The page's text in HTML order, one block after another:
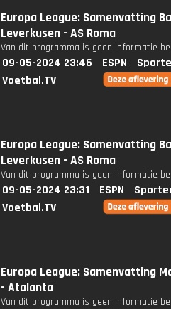
Europa League: Samenvatting
Leverkusen - AS Roma
Van dit programma is geen informatie
09-05-2024 23:46 ESPN
Voetbal.TV
Europa League: Samenvatting
Leverkusen - AS Roma
Van dit programma is geen informatie
09-05-2024 23:31 ESPN
Voetbal.TV
Europa League: Samenvatting
- Atalanta
Van dit programma is geen informatie